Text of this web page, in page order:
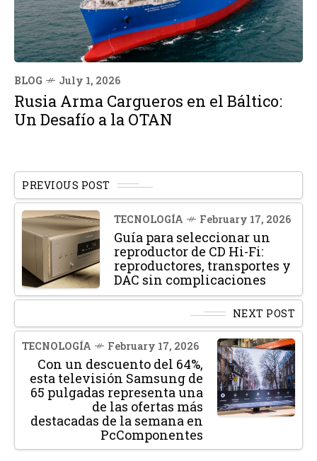
BLOG July 1, 2026
Rusia Arma Cargueros en el Báltico:
Un Desafío a la OTAN
PREVIOUS POST
TECNOLOGÍA February 17, 2026
Guía para seleccionar un
reproductor de CD Hi-Fi:
reproductores, transportes y
DAC sin complicaciones
NEXT POST
TECNOLOGÍA February 17, 2026
Con un descuento del 64%,
esta televisión Samsung de
65 pulgadas representa una
de las ofertas más
destacadas de la semana en
PcComponentes